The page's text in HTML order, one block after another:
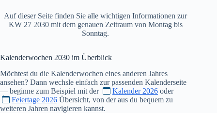
Auf dieser Seite finden Sie alle wichtigen Informationen zur
KW 27 2030 mit dem genauen Zeitraum von Montag bis
Sonntag.
Kalenderwochen 2030 im Überblick
Möchtest du die Kalenderwochen eines anderen Jahres
ansehen? Dann wechsle einfach zur passenden Kalenderseite
— beginne zum Beispiel mit der
Kalender 2026 oder
Feiertage 2026 Übersicht, von der aus du bequem zu
weiteren Jahren navigieren kannst.